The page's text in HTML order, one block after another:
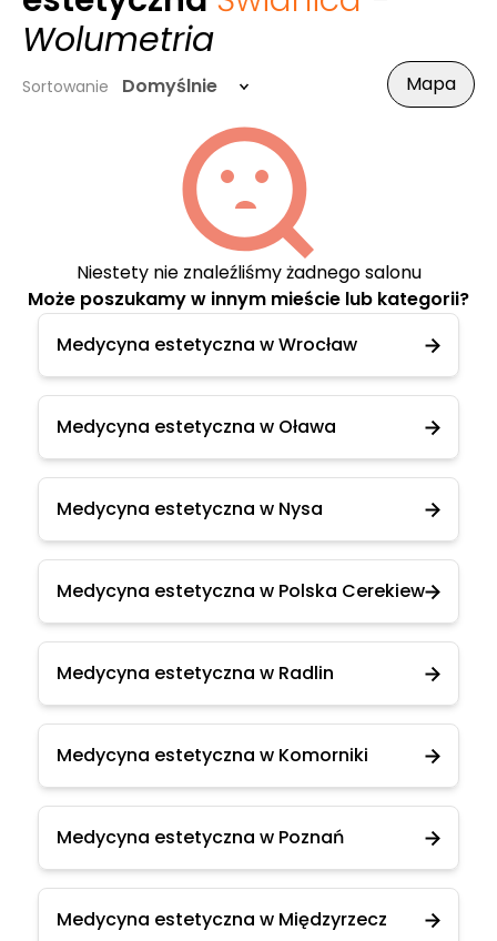
Wolumetria
Sortowanie Domyślnie Mapa
Niestety nie znaleźliśmy żadnego salonu
Może poszukamy w innym mieście lub kategorii?
Medycyna estetyczna w Wrocław
Medycyna estetyczna w Oława
Medycyna estetyczna w Nysa
Medycyna estetyczna w Polska Cerekiew
Medycyna estetyczna w Radlin
Medycyna estetyczna w Komorniki
Medycyna estetyczna w Poznań
Medycyna estetyczna w Międzyrzecz